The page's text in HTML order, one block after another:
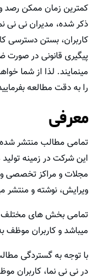
کمترین زمان ممکن رصد
ذکر شده، مدیران نی نی
کاربران، بستن دسترسی
پیگیری قانونی در
مینمایند. لذا از شما
را به دقت مطالعه
معرفی
تمامی مطالب منتشر
این شرکت در زمینه
مجلات و مراکز تخصصی و
ویرایش، نوشته و منتشر
تمامی بخش های مختلف
میباشد و کاربران موظف
با توجه به گستردگی
در نی نی نما، کاربران